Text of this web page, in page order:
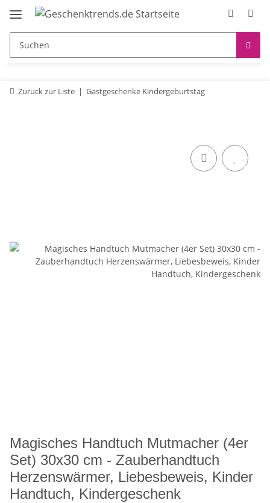
Zurück zur Liste Gastgeschenke Kindergeburtstag
Magisches Handtuch Mutmacher (4er
Set) 30x30 cm - Zauberhandtuch
Herzenswärmer, Liebesbeweis, Kinder
Handtuch, Kindergeschenk